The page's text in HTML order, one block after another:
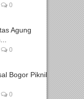
0
Agung
0
Bogor Piknik
0